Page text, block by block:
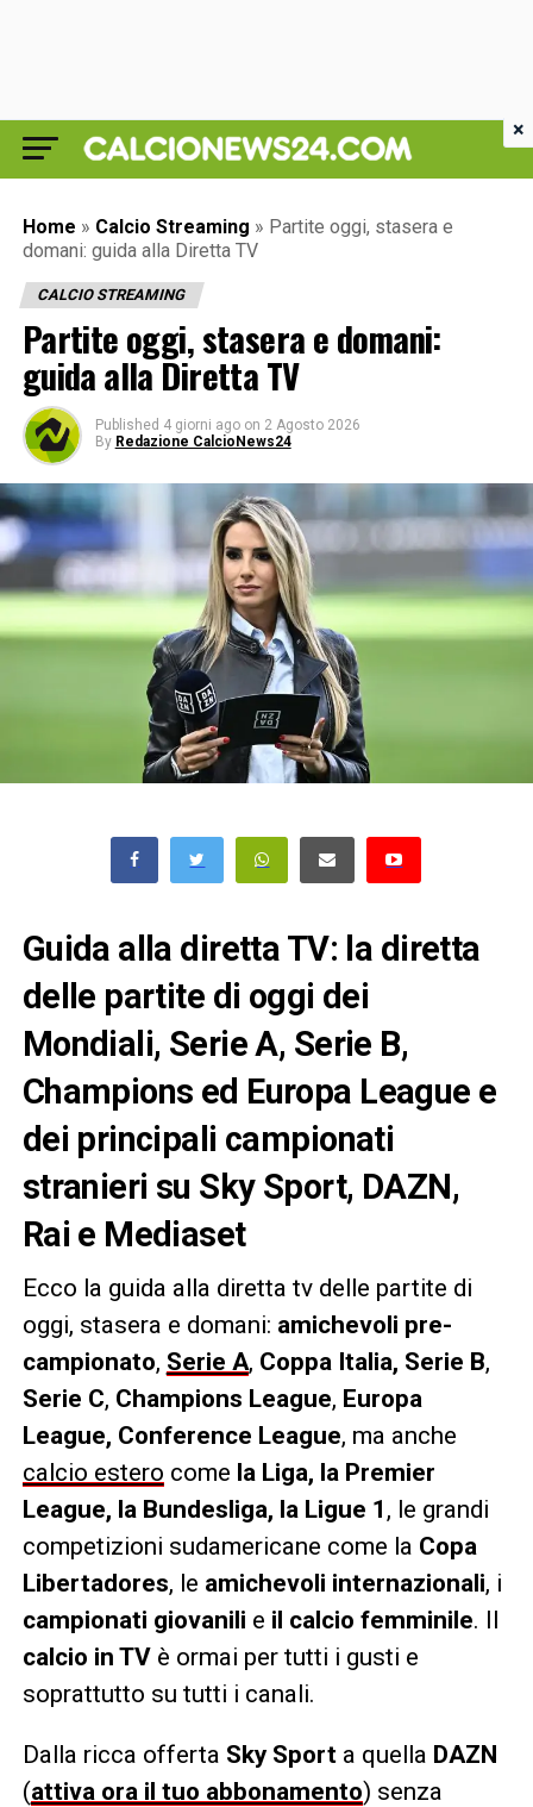
Home » Calcio Streaming » Partite oggi, stasera e
domani: guida alla Diretta TV
CALCIO STREAMING
Partite oggi, stasera e domani:
guida alla Diretta TV
Published 4 giorni ago on 2 Agosto 2026
By Redazione CalcioNews24
Guida alla diretta TV: la diretta
delle partite di oggi dei
Mondiali, Serie A, Serie B,
Champions ed Europa League e
dei principali campionati
stranieri su Sky Sport, DAZN,
Rai e Mediaset
Ecco la guida alla diretta tv delle partite di
oggi, stasera e domani: amichevoli pre-
campionato, Serie A, Coppa Italia, Serie B,
Serie C, Champions League, Europa
League, Conference League, ma anche
calcio estero come la Liga, la Premier
League, la Bundesliga, la Ligue 1 , le grandi
competizioni sudamericane come la Copa
Libertadores, le amichevoli internazionali, i
campionati giovanili e il calcio femminile. Il
calcio in TVè ormai per tutti i gusti e
soprattutto su tutti i canali.
Dalla ricca offerta Sky Sporta quella DAZN
(attiva ora il tuo abbonamento) senza
×